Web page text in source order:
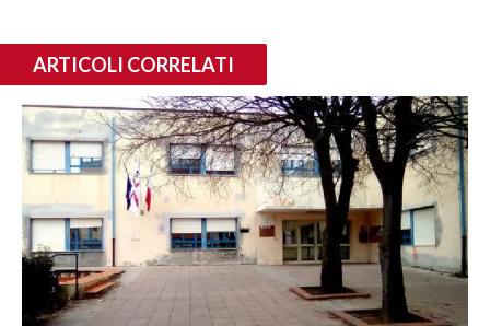
ARTICOLI CORRELATI